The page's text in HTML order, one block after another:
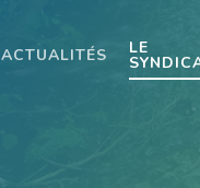
ACTUALITÉS LE